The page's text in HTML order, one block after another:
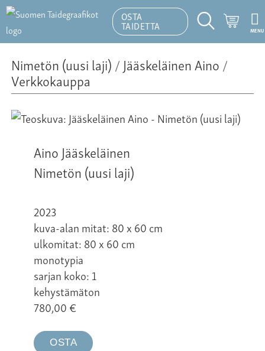
OSTA
TAIDETTA
Hakutoiminto
MENU
Nimetön (uusi laji)/ Jääskeläinen Aino/
Verkkokauppa
Aino Jääskeläinen
Nimetön (uusi laji)
2023
kuva-alan mitat: 80 x 60 cm
ulkomitat: 80 x 60 cm
monotypia
sarjan koko: 1
kehystämäton
780,00€
OSTA